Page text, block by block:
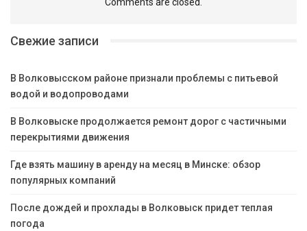
Свежие записи
В Волковысском районе признали проблемы с питьевой
водой и водопроводами
В Волковыске продолжается ремонт дорог с частичными
перекрытиями движения
Где взять машину в аренду на месяц в Минске: обзор
популярных компаний
После дождей и прохлады в Волковыск придет теплая
погода